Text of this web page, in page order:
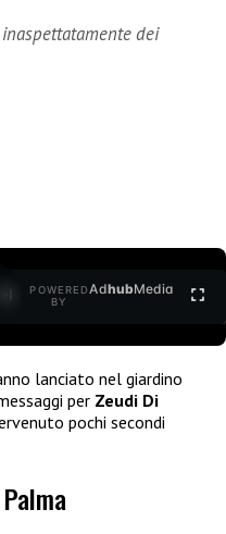
dei
POWERED
BY
AdhubMedia
lanciato nel giardino
per Zeudi Di
pochi secondi